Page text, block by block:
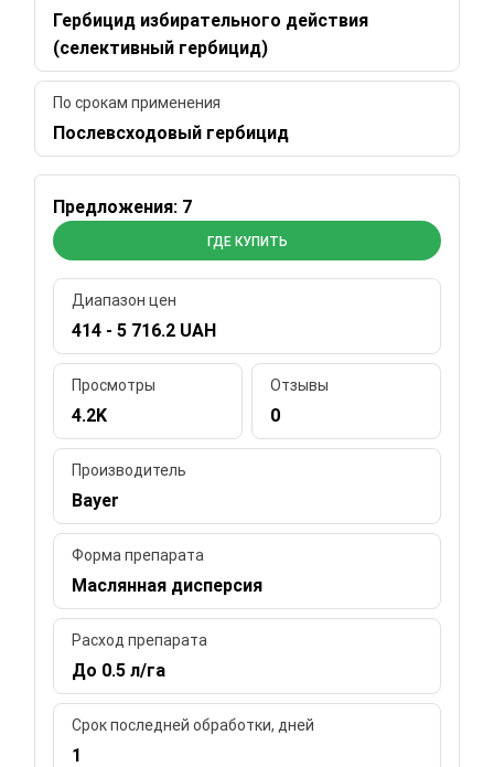
Гербицид избирательного действия
(селективный гербицид)
По срокам применения
Послевсходовый гербицид
Предложения: 7
ГДЕ КУПИТЬ
Диапазон цен
414 - 5 716.2 UAH
Просмотры
4.2K
Отзывы
0
Производитель
Bayer
Форма препарата
Маслянная дисперсия
Расход препарата
До 0.5 л/га
Срок последней обработки, дней
1